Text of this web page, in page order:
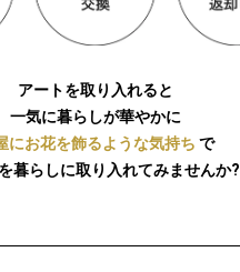
アートを取り入れると
一気に暮らしが華やかに
にお花を飾るような気持ち で
暮らしに取り入れてみませんか?